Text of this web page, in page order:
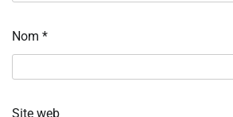
Nom *
Site web